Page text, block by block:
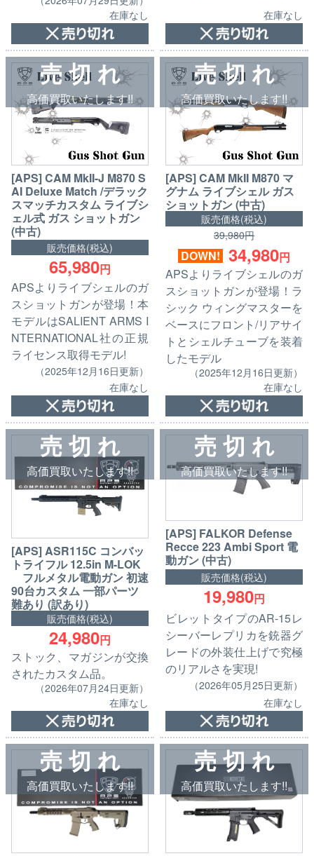
在庫なし
在庫なし
売 切 れ
高価買取いたします!!
[APS] CAM MkII-J M870 S
AI Deluxe Match /デラック
スマッチカスタム ライブシ
ェル式 ガス ショットガン
(中古)
販売価格(税込)
65,980円
APSよりライブシェルのガ
スショットガンが登場！本
モデルはSALIENT ARMS I
NTERNATIONAL社の正規
ライセンス取得モデル!
（2025年12月16日更新）
在庫なし
売 切 れ
高価買取いたします!!
[APS] CAM MkII M870 マ
グナム ライブシェル ガス
ショットガン (中古)
販売価格(税込)
39,980円
DOWN! 34,980円
APSよりライブシェルのガ
スショットガンが登場！ラ
シック ウィングマスターを
ベースにフロント/リアサイ
トとシェルチューブを装着
したモデル
（2025年12月16日更新）
在庫なし
売 切 れ
高価買取いたします!!
[APS] ASR115C コンバッ
トライフル 12.5in M-LOK
フルメタル電動ガン 初速
90台カスタム 一部パーツ
難あり (訳あり)
販売価格(税込)
24,980円
ストック、マガジンが交換
されたカスタム品。
（2026年07月24日更新）
在庫なし
売 切 れ
高価買取いたします!!
[APS] FALKOR Defense
Recce 223 Ambi Sport 電
動ガン (中古)
販売価格(税込)
19,980円
ビレットタイプのAR-15レ
シーバーレプリカを銃器グ
レードの外装仕上げで究極
のリアルさを実現!
（2026年05月25日更新）
在庫なし
売 切 れ
高価買取いたします!!
売 切 れ
高価買取いたします!!